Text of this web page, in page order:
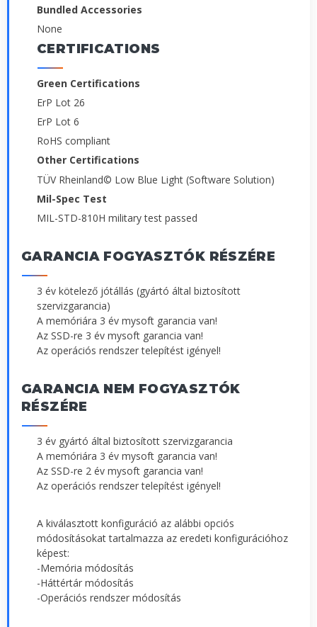
Bundled Accessories
None
CERTIFICATIONS
Green Certifications
ErP Lot 26
ErP Lot 6
RoHS compliant
Other Certifications
TÜV Rheinland© Low Blue Light (Software Solution)
Mil-Spec Test
MIL-STD-810H military test passed
GARANCIA FOGYASZTÓK RÉSZÉRE
3 év kötelező jótállás (gyártó által biztosított
szervizgarancia)
A memóriára 3 év mysoft garancia van!
Az SSD-re 3 év mysoft garancia van!
Az operációs rendszer telepítést igényel!
GARANCIA NEM FOGYASZTÓK
RÉSZÉRE
3 év gyártó által biztosított szervizgarancia
A memóriára 3 év mysoft garancia van!
Az SSD-re 2 év mysoft garancia van!
Az operációs rendszer telepítést igényel!
A kiválasztott konfiguráció az alábbi opciós
módosításokat tartalmazza az eredeti konfigurációhoz
képest:
-Memória módosítás
-Háttértár módosítás
-Operációs rendszer módosítás